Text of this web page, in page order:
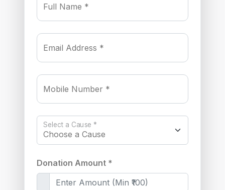
Full Name *
Email Address *
Mobile Number *
Select a Cause *
Donation Amount *